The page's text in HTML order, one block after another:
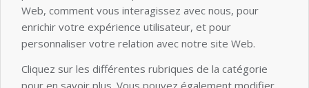
Web, comment vous interagissez avec nous, pour
enrichir votre expérience utilisateur, et pour
personnaliser votre relation avec notre site Web.
Cliquez sur les différentes rubriques de la catégorie
pour en savoir plus. Vous pouvez également modifier